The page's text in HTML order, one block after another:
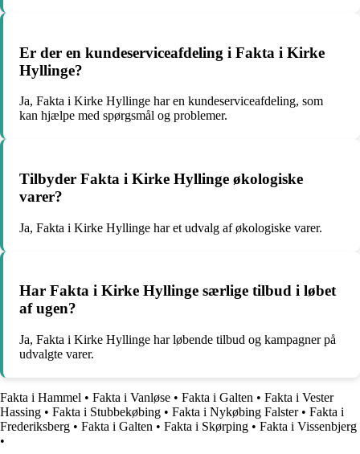
Er der en kundeserviceafdeling i Fakta i Kirke
Hyllinge?
Ja, Fakta i Kirke Hyllinge har en kundeserviceafdeling, som
kan hjælpe med spørgsmål og problemer.
Tilbyder Fakta i Kirke Hyllinge økologiske
varer?
Ja, Fakta i Kirke Hyllinge har et udvalg af økologiske varer.
Har Fakta i Kirke Hyllinge særlige tilbud i løbet
af ugen?
Ja, Fakta i Kirke Hyllinge har løbende tilbud og kampagner på
udvalgte varer.
Fakta i Hammel • Fakta i Vanløse • Fakta i Galten • Fakta i Vester
Hassing • Fakta i Stubbekøbing • Fakta i Nykøbing Falster• Fakta i
Frederiksberg • Fakta i Galten • Fakta i Skørping • Fakta i Vissenbjerg
•